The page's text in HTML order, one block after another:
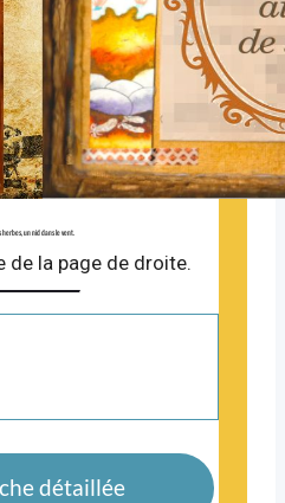
herbes, un nid dans le vent.
de la page de droite.
détaillée